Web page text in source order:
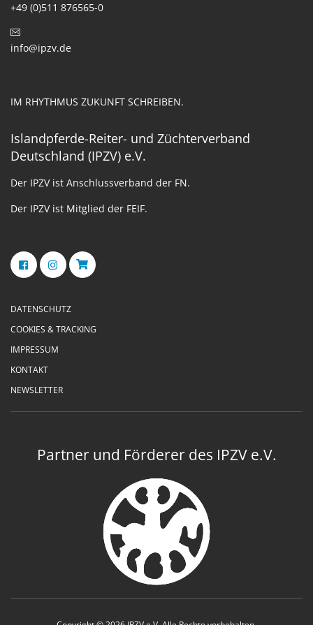
+49 (0)511 876565-0
info@ipzv.de
IM RHYTHMUS ZUKUNFT SCHREIBEN.
Islandpferde-Reiter- und Züchterverband
Deutschland (IPZV) e.V.
Der IPZV ist Anschlussverband der FN.
Der IPZV ist Mitglied der FEIF.
DATENSCHUTZ
COOKIES & TRACKING
IMPRESSUM
KONTAKT
NEWSLETTER
Partner und Förderer des IPZV e.V.